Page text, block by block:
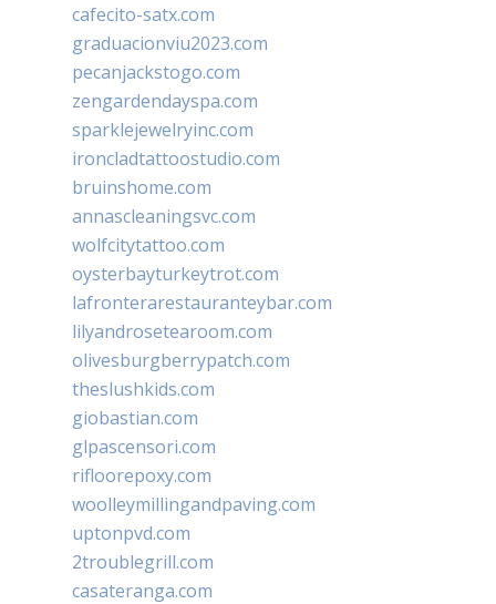
cafecito-satx.com
graduacionviu2023.com
pecanjackstogo.com
zengardendayspa.com
sparklejewelryinc.com
ironcladtattoostudio.com
bruinshome.com
annascleaningsvc.com
wolfcitytattoo.com
oysterbayturkeytrot.com
lafronterarestauranteybar.com
lilyandrosetearoom.com
olivesburgberrypatch.com
theslushkids.com
giobastian.com
glpascensori.com
rifloorepoxy.com
woolleymillingandpaving.com
uptonpvd.com
2troublegrill.com
casateranga.com